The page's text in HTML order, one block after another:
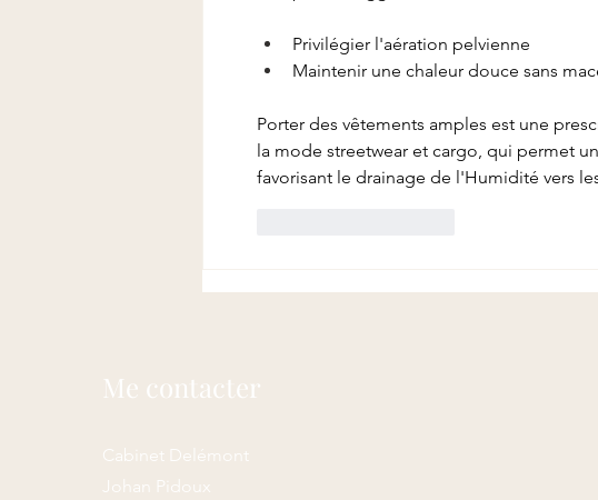
Privilégier l'aération pelvienne
Maintenir une chaleur douce sans
Porter des vêtements amples est une
la mode streetwear et cargo, qui permet
favorisant le drainage de l'Humidité vers
Me contacter
Cabinet Delémont
Johan Pidoux